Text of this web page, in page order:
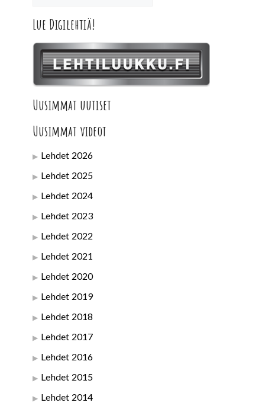
Lue Digilehtiä!
Uusimmat uutiset
Uusimmat videot
Lehdet 2026
Lehdet 2025
Lehdet 2024
Lehdet 2023
Lehdet 2022
Lehdet 2021
Lehdet 2020
Lehdet 2019
Lehdet 2018
Lehdet 2017
Lehdet 2016
Lehdet 2015
Lehdet 2014